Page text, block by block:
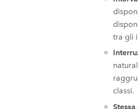
tra gli
classi.
Stessa